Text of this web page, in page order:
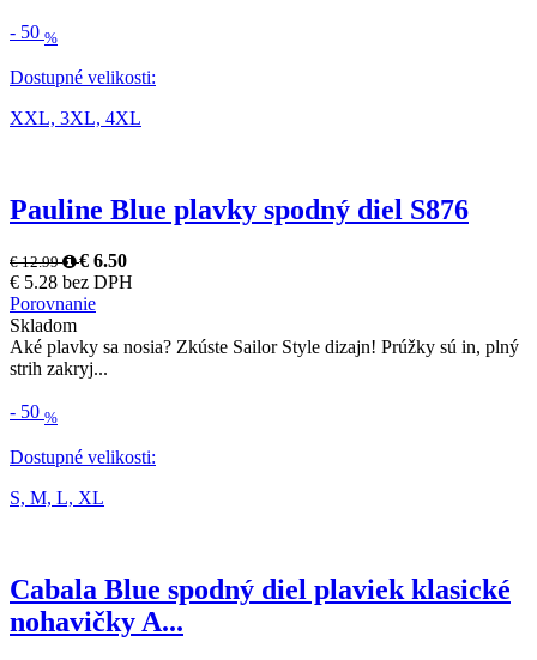
- 50 %
Dostupné velikosti:
XXL, 3XL, 4XL
Pauline Blue plavky spodný diel S876
€ 12.99
€ 6.50
€ 5.28 bez DPH
Porovnanie
Skladom
Aké plavky sa nosia? Zkúste Sailor Style dizajn! Prúžky sú in, plný
strih zakryj...
- 50 %
Dostupné velikosti:
S, M, L, XL
Cabala Blue spodný diel plaviek klasické
nohavičky A...